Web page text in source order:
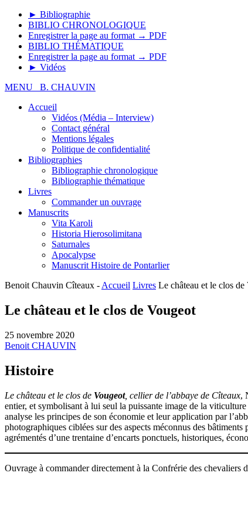
► Bibliographie
BIBLIO CHRONOLOGIQUE
Enregistrer la page au format → PDF
BIBLIO THÉMATIQUE
Enregistrer la page au format → PDF
► Vidéos
MENU
B. CHAUVIN
Accueil
Vidéos (Média – Interview)
Contact général
Mentions légales
Politique de confidentialité
Bibliographies
Bibliographie chronologique
Bibliographie thématique
Livres
Commander un ouvrage
Manuscrits
Vita Karoli
Historia Hierosolimitana
Saturnales
Apocalypse
Manuscrit Histoire de Pontarlier
Benoit Chauvin Cîteaux - Accueil Livres Le château et le clos de
Le château et le clos de Vougeot
25 novembre 2020
Benoit CHAUVIN
Histoire
Le château et le clos de Vougeot, cellier de l’abbaye de Cîteaux,
entier, et symbolisant à lui seul la puissante image de la
analyse les principes de son économie et leur application par
photographiques ciblées sur des aspects méconnus des
agrémentés d’une trentaine d’encarts ponctuels, historiques,
Ouvrage à commander directement à la Confrérie des chevaliers